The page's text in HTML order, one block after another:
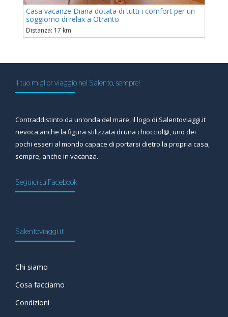
Casa vacanze Diana dotata di tutti i comfort per un
soggiorno di relax a Otranto
Distanza: 17 km
Il tuo miglior viaggio nel Salento, sempre!
Contraddistinto da un'onda del mare, il logo di Salentoviaggi.it
rievoca anche la figura stilizzata di una chiocciol@, uno dei
pochi esseri al mondo capace di portarsi dietro la propria casa,
sempre, anche in vacanza.
Seguici su Facebook
Salentoviaggi.it
Chi siamo
Cosa facciamo
Condizioni